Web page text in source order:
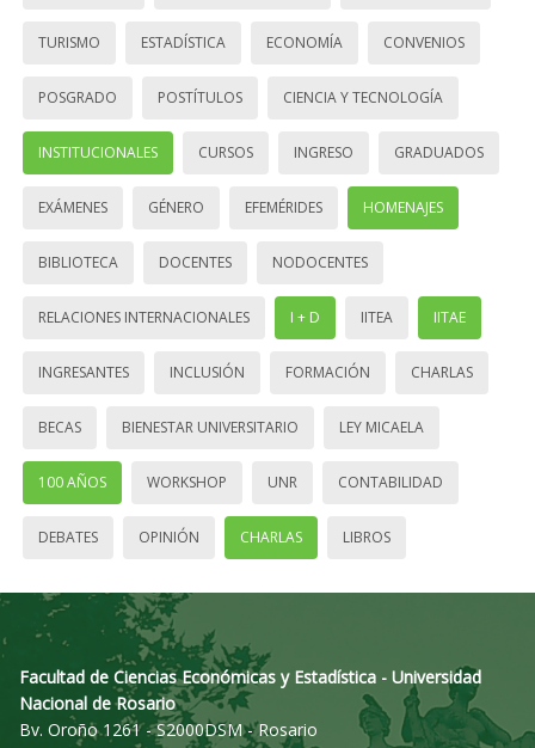
TURISMO ESTADÍSTICA ECONOMÍA CONVENIOS
POSGRADO POSTÍTULOS CIENCIA Y TECNOLOGÍA
INSTITUCIONALES CURSOS INGRESO GRADUADOS
EXÁMENES GÉNERO EFEMÉRIDES HOMENAJES
BIBLIOTECA DOCENTES NODOCENTES
RELACIONES INTERNACIONALES I + D IITEA IITAE
INGRESANTES INCLUSIÓN FORMACIÓN CHARLAS
BECAS BIENESTAR UNIVERSITARIO LEY MICAELA
100 AÑOS WORKSHOP UNR CONTABILIDAD
DEBATES OPINIÓN CHARLAS LIBROS
Facultad de Ciencias Económicas y Estadística - Universidad
Nacional de Rosario
Bv. Oroño 1261 - S2000DSM - Rosario